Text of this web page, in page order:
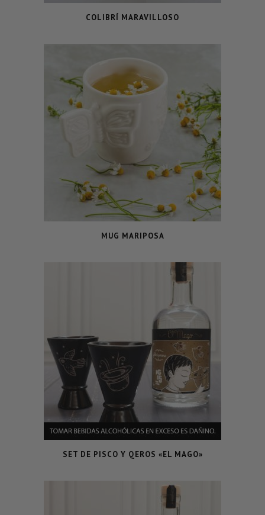
COLIBRÍ MARAVILLOSO
MUG MARIPOSA
SET DE PISCO Y QEROS «EL MAGO»